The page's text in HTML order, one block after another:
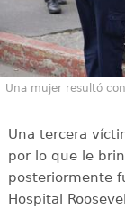
Una mujer resultó
Una tercera
por lo que le
posteriormente
Hospital